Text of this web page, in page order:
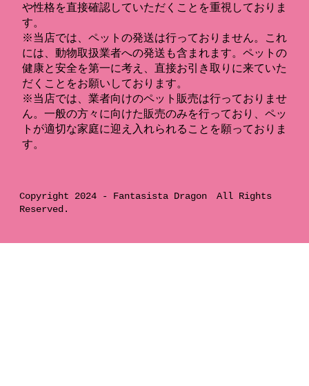
や性格を直接確認していただくことを重視しておりま
す。
※当店では、ペットの発送は行っておりません。これ
には、動物取扱業者への発送も含まれます。ペットの
健康と安全を第一に考え、直接お引き取りに来ていた
だくことをお願いしております。
※当店では、業者向けのペット販売は行っておりませ
ん。一般の方々に向けた販売のみを行っており、ペッ
トが適切な家庭に迎え入れられることを願っておりま
す。
Copyright 2024 - Fantasista DragonAll Rights
Reserved.